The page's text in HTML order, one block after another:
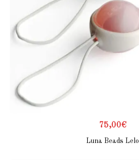
75,00€
Luna Beads Lelo